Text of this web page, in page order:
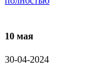
10 мая
30-04-2024